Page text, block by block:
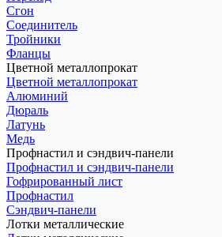
Сгон
Соединитель
Тройники
Фланцы
Цветной металлопрокат
Цветной металлопрокат
Алюминий
Дюраль
Латунь
Медь
Профнастил и сэндвич-панели
Профнастил и сэндвич-панели
Гофрированный лист
Профнастил
Сэндвич-панели
Лотки металлические